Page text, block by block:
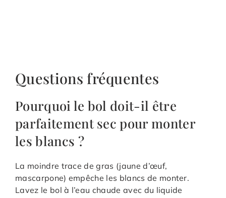
Questions fréquentes
Pourquoi le bol doit-il être
parfaitement sec pour monter
les blancs ?
La moindre trace de gras (jaune d’œuf,
mascarpone) empêche les blancs de monter.
Lavez le bol à l’eau chaude avec du liquide